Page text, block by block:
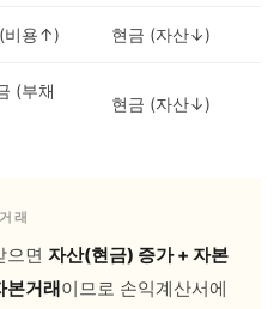
비용↑) 현금 (자산↓)
(부채
현금 (자산↓)
래
으면 자산(현금) 증가 + 자본
본거래이므로 손익계산서에